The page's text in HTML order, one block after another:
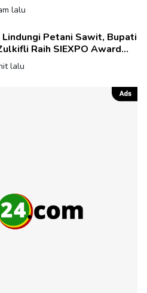
lalu
Petani Sawit, Bupati
Raih SIEXPO Award
lalu